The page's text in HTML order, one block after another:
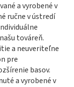
a vyrobené v
ručne v ústredí
továreň.
a neuveriteľne
pre
basov.
a vyrobené v